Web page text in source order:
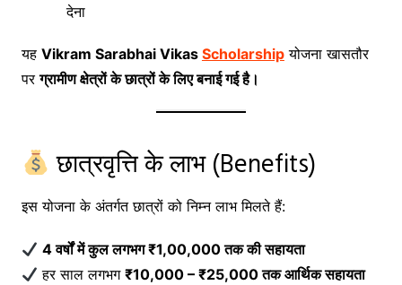
देना
यह Vikram Sarabhai Vikas Scholarshipयोजना खासतौर
परग्रामीण क्षेत्रों के छात्रों के लिए बनाई गई है।
छात्रवृत्ति के लाभ (Benefits)
इस योजना के अंतर्गत छात्रों को निम्न लाभ मिलते हैं:
4 वर्षों में कुल लगभग ₹1,00,000 तक की सहायता
हर साल लगभग₹10,000 – ₹25,000 तक आर्थिक सहायता